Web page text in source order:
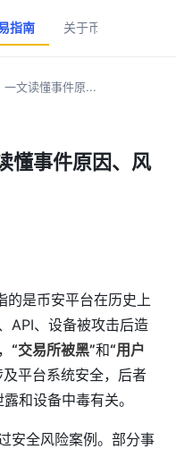
指南 关于币安
一文读懂事件原...
懂事件原因、风
的是币安平台在历史上
API、设备被攻击后造
“交易所被黑”和“用户
平台系统安全，后者
和设备中毒有关。
安全风险案例。部分事